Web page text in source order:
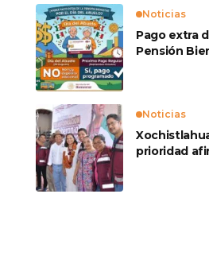
Noticias
Pago extra
Pensión
Noticias
prioridad